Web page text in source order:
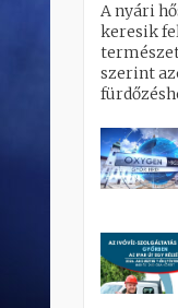
A nyári
keresik
szerint